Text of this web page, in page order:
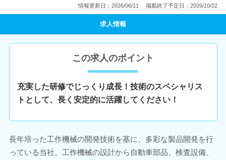
情報更新日：2026/06/11 掲載終了予定日：2026/10/22
求人情報
この求人のポイント
充実した研修でじっくり成長！技術のスペシャリス
トとして、長く安定的に活躍してください！
長年培った工作機械の開発技術を基に、多彩な製品開発を行
っている当社。工作機械の設計から自動車部品、検査設備、